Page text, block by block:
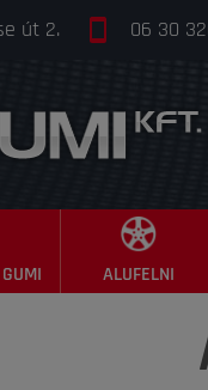
út 2. 06 30
ALUFELNI